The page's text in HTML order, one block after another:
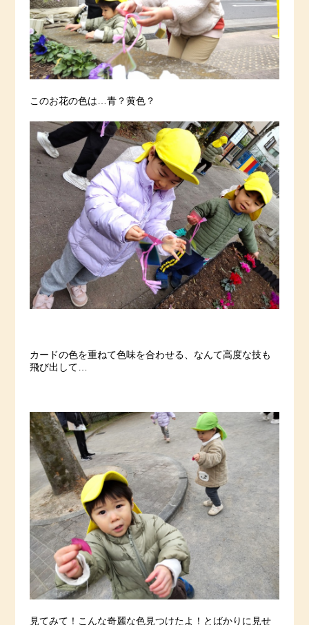
このお花の色は…青？黄色？
カードの色を重ねて色味を合わせる、なんて高度な技も
飛び出して…
見てみて！こんな奇麗な色見つけたよ！とばかりに見せ